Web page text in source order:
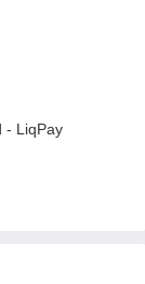
- LiqPay